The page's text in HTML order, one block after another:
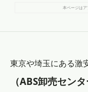
本ページは
東京や埼玉にある激
（ABS卸売センタ